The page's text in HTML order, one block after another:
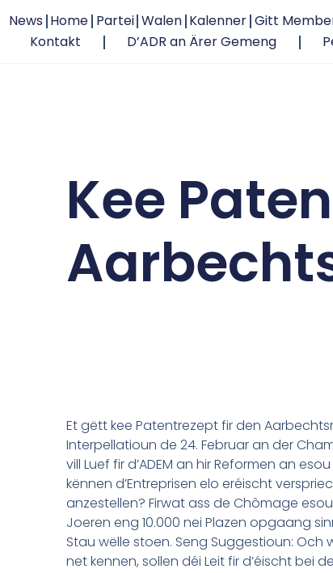
News Home Partei Walen Kalenner Gitt
Kontakt
D’ADR an Ärer Gemeng
Kee
Et gëtt kee Patentrezept fir den
Interpellatioun de 24. Februar an der
vill Luef fir d’ADEM an hir Reformen an
kënnen d’Entreprisen elo eréischt
anzestellen? Firwat ass de Chômage
Joeren eng 10.000 nei Plazen opgaang
Stau wëlle stoen. Seng Suggestioun:
net kennen, sollen déi Leit fir d’éischt bei